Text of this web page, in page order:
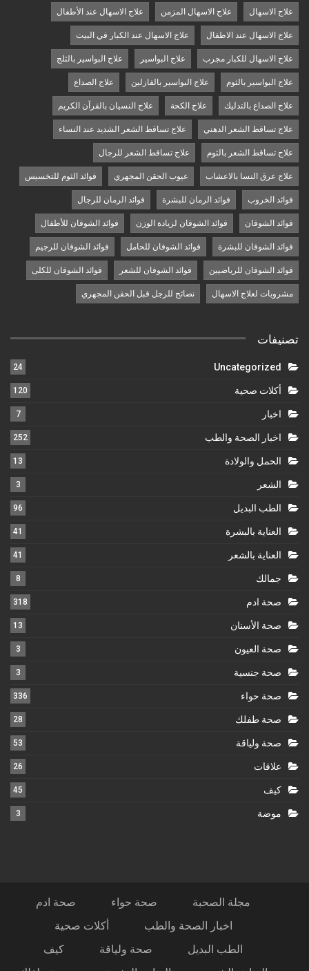
علاج الاسهال علاج الاسهال المزمن علاج الاسهال عند الأطفال
علاج الاسهال عند الاطفال علاج الاسهال عند الكبار في البيت
علاج الاسهال للكبار مجرب علاج البواسير علاج البواسير بالثلج
علاج البواسير بالثوم علاج البواسير بالفازلين علاج الصداع
علاج الصداع بالتدليك علاج الكحة علاج النسيان بالقرآن الكريم
علاج تساقط الشعر الدهني علاج تساقط الشعر الشديد عند النساء
علاج تساقط الشعر بالثوم علاج تساقط الشعر للرجال
علاج عرق النسا بالاعشاب عيوب الحقن المجهري فوائد الثوم للتخسيس
فوائد الخروب فوائد الرمان للبشرة فوائد الرمان للرجال
فوائد الشوفان فوائد الشوفان لزيادة الوزن فوائد الشوفان للأطفال
فوائد الشوفان للبشرة فوائد الشوفان للحامل فوائد الشوفان للرجيم
فوائد الشوفان للرياضيين فوائد الشوفان للشعر فوائد الشوفان للكلى
مشروبات لعلاج الاسهال نصائح للرجل قبل الحقن المجهري
تصنيفات
Uncategorized
24
أكلات صحية 120
اخبار 7
اخبار الصحة والطب 252
الحمل والولادة 13
الشعر 3
الطب البديل 96
العناية بالبشرة 41
العناية بالشعر 41
جمالك 8
صحة ادم 318
صحة الأسنان 13
صحة العيون 3
صحة جنسية 3
صحة حواء 336
صحة طفلك 28
صحة ولياقة 53
علاقات 26
كيف 45
موضة 3
مجلة الصحبة صحة حواء
صحة ادم
اخبار الصحة والطب
أكلات صحية
الطب البديل
صحة ولياقة
كيف